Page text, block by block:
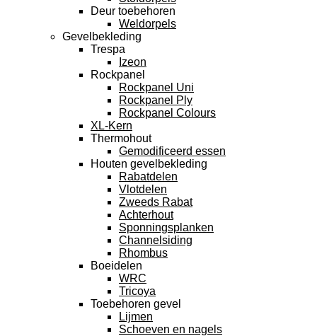
Deur toebehoren
Weldorpels
Gevelbekleding
Trespa
Izeon
Rockpanel
Rockpanel Uni
Rockpanel Ply
Rockpanel Colours
XL-Kern
Thermohout
Gemodificeerd essen
Houten gevelbekleding
Rabatdelen
Vlotdelen
Zweeds Rabat
Achterhout
Sponningsplanken
Channelsiding
Rhombus
Boeidelen
WRC
Tricoya
Toebehoren gevel
Lijmen
Schoeven en nagels